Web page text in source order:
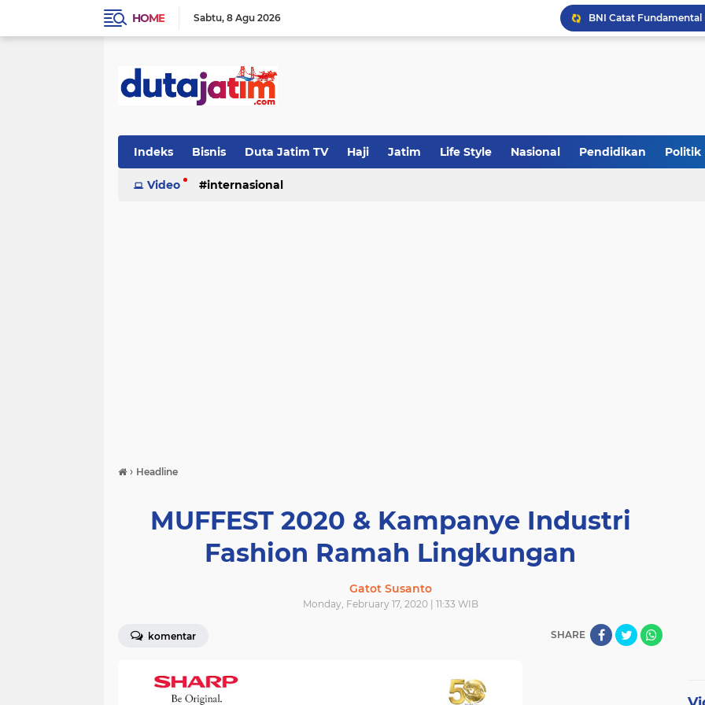
HOME Sabtu 8 Agu 2026
JakOne Mobile Antar
Khutbah Jumat:
Indeks Bisnis Duta Jatim TV Haji Jatim Life Style Nasional Pendidikan Politik
Video internasional
› Headline
MUFFEST 2020 & Kampanye Industri
Fashion Ramah Lingkungan
Gatot Susanto
Monday, February 17, 2020 | 11:33 WIB
komentar SHARE